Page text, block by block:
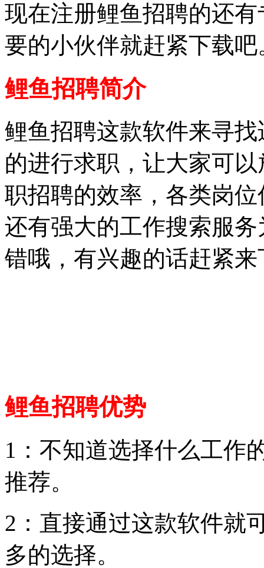
现在注册鲤鱼招聘的还
要的小伙伴就赶紧下载吧
鲤鱼招聘简介
鲤鱼招聘这款软件来寻
的进行求职，让大家可
职招聘的效率，各类岗
还有强大的工作搜索服
错哦，有兴趣的话赶紧
鲤鱼招聘优势
1：不知道选择什么工作
推荐。
2：直接通过这款软件就
多的选择。